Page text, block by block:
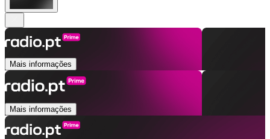
Mais informações
Mais informações